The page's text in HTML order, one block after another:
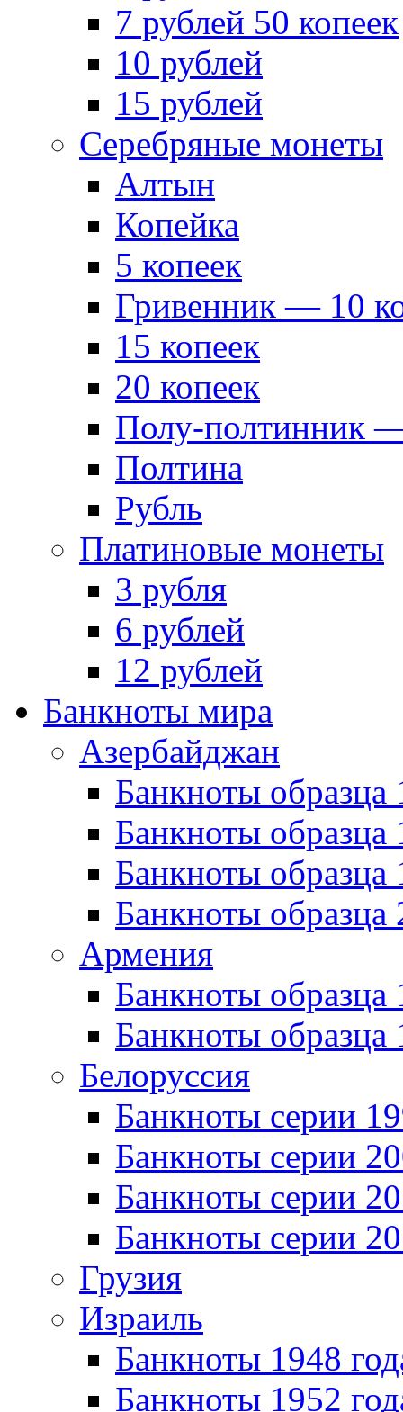
7 рублей 50 копеек
10 рублей
15 рублей
Серебряные монеты
Алтын
Копейка
5 копеек
Гривенник — 10
15 копеек
20 копеек
Полу-полтинник
Полтина
Рубль
Платиновые монеты
3 рубля
6 рублей
12 рублей
Банкноты мира
Азербайджан
Банкноты образца
Банкноты образца
Банкноты
Банкноты образца
Армения
Банкноты образца
Банкноты образца
Белоруссия
Банкноты серии
Банкноты серии
Банкноты серии
Банкноты серии
Грузия
Израиль
Банкноты 1948
Банкноты 1952